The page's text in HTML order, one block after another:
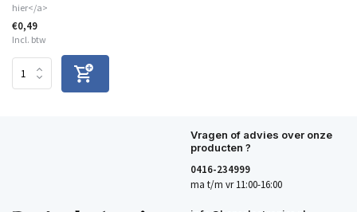
hier</a>
€0,49
Incl. btw
Vragen of advies over onze
producten ?
0416-234999
ma t/m vr 11:00-16:00